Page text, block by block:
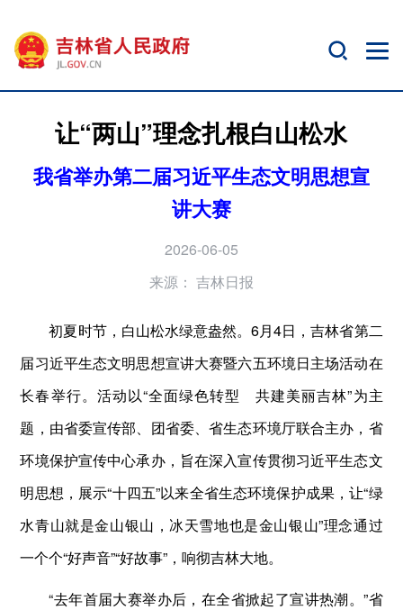
让“两山”理念扎根白山松水
我省举办第二届习近平生态文明思想宣
讲大赛
2026-06-05
来源： 吉林日报
初夏时节，白山松水绿意盎然。6月4日，吉林省第二
届习近平生态文明思想宣讲大赛暨六五环境日主场活动在
长春举行。活动以“全面绿色转型 共建美丽吉林”为主
题，由省委宣传部、团省委、省生态环境厅联合主办，省
环境保护宣传中心承办，旨在深入宣传贯彻习近平生态文
明思想，展示“十四五”以来全省生态环境保护成果，让“绿
水青山就是金山银山，冰天雪地也是金山银山”理念通过
一个个“好声音”“好故事”，响彻吉林大地。
“去年首届大赛举办后，在全省掀起了宣讲热潮。”省